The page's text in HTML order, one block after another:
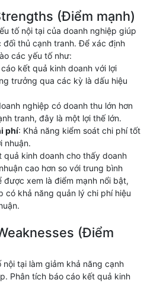
(Điểm mạnh)
tố nội tại của doanh nghiệp giúp
đối thủ cạnh tranh. Để xác định
các yếu tố như:
cáo kết quả kinh doanh với lợi
trưởng qua các kỳ là dấu hiệu
nghiệp có doanh thu lớn hơn
tranh, đây là một lợi thế lớn.
phí: Khả năng kiểm soát chi phí tốt
nhuận.
quả kinh doanh cho thấy doanh
cao hơn so với trung bình
được xem là điểm mạnh nổi bật,
có khả năng quản lý chi phí hiệu
(Điểm
tại làm giảm khả năng cạnh
Phân tích báo cáo kết quả kinh